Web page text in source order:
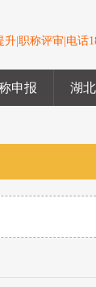
|职称评审|电话
申报 湖